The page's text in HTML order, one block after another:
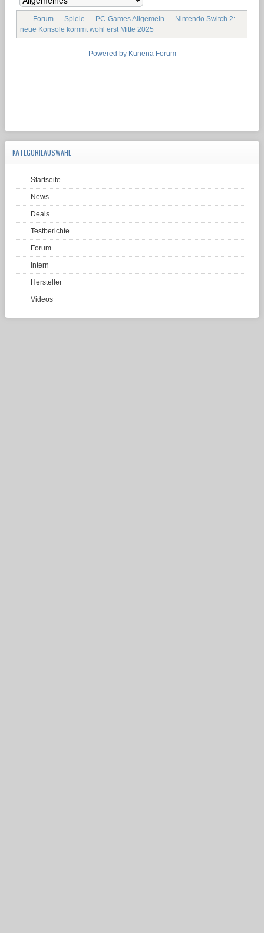
Forum Spiele PC-Games Allgemein
Nintendo Switch 2:
neue Konsole kommt wohl erst Mitte 2025
Powered by Kunena Forum
KATEGORIEAUSWAHL
Startseite
News
Deals
Testberichte
Forum
Intern
Hersteller
Videos